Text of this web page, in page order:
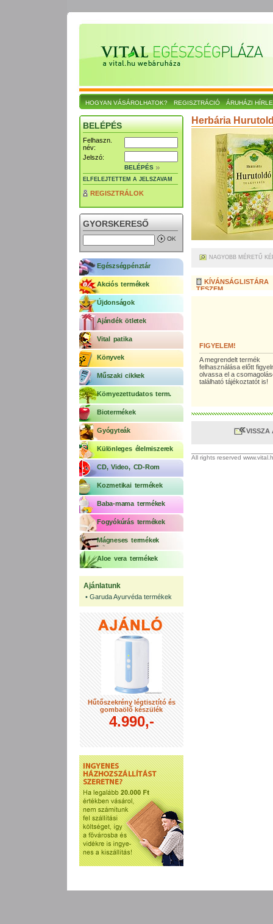
HOGYAN VÁSÁROLHATOK? REGISZTRÁCIÓ ÁRUHÁZI
BELÉPÉS
Felhaszn.
név:
Jelszó:
BELÉPÉS
ELFELEJTETTEM A JELSZAVAM
REGISZTRÁLOK
GYORSKERESŐ
Egészségpénztár
Akciós termékek
Újdonságok
Ajándék ötletek
Vital patika
Könyvek
Műszaki cikkek
Környezettudatos term.
Biotermékek
Gyógyteák
Különleges élelmiszerek
CD, Video, CD-Rom
Kozmetikai termékek
Baba-mama termékek
Fogyókúrás termékek
Mágneses termékek
Aloe vera termékek
Ajánlatunk
• Garuda Ayurvéda termékek
Hűtőszekrény légtisztító és
gombaölő készülék
4.990,-
Herbária
NAGYOBB MÉRETŰ
KÍVÁNSÁGLISTÁRA
TESZEM
FIGYELEM!
A megrendelt termék
felhasználása előtt
olvassa el a
található tájékoztatót is!
VISSZA
All rights reserved